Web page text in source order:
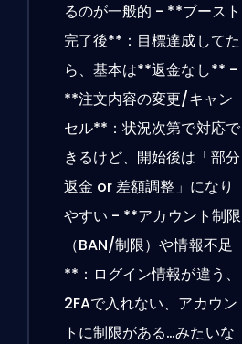
るのが一般的 - **ブースト
完了後**：目標達成してた
ら、基本は**返金なし** -
**注文内容の変更/キャン
セル**：状況次第で対応で
きるけど、開始後は「部分
返金 or 差額調整」になり
やすい - **アカウント制限
（BAN/制限）や情報不足
**：ログイン情報が違う、
2FAで入れない、アカウン
トに制限がある…みたいな